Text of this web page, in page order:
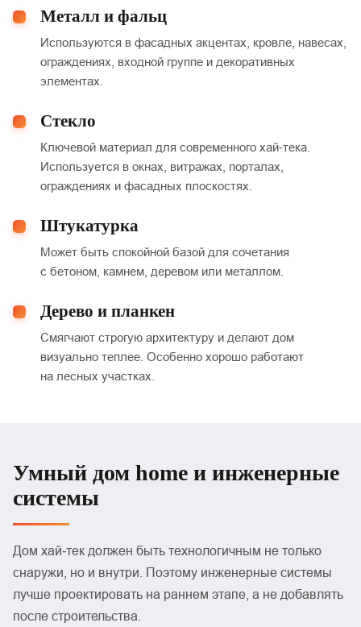
Металл и фальц
Используются в фасадных акцентах, кровле, навесах,
ограждениях, входной группе и декоративных
элементах.
Стекло
Ключевой материал для современного хай‑тека.
Используется в окнах, витражах, порталах,
ограждениях и фасадных плоскостях.
Штукатурка
Может быть спокойной базой для сочетания
с бетоном, камнем, деревом или металлом.
Дерево и планкен
Смягчают строгую архитектуру и делают дом
визуально теплее. Особенно хорошо работают
на лесных участках.
Умный дом home и инженерные
системы
Дом хай‑тек должен быть технологичным не только
снаружи, но и внутри. Поэтому инженерные системы
лучше проектировать на раннем этапе, а не добавлять
после строительства.